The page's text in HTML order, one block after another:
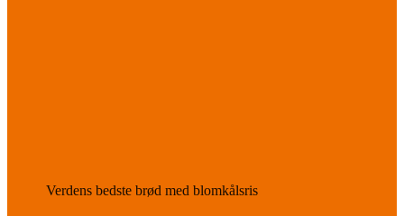
Verdens bedste brød med blomkålsris